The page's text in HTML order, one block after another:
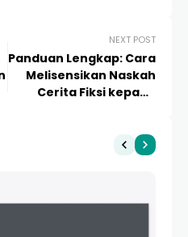
NEXT POST
Panduan Lengkap: Cara
Melisensikan Naskah
Cerita Fiksi kepada